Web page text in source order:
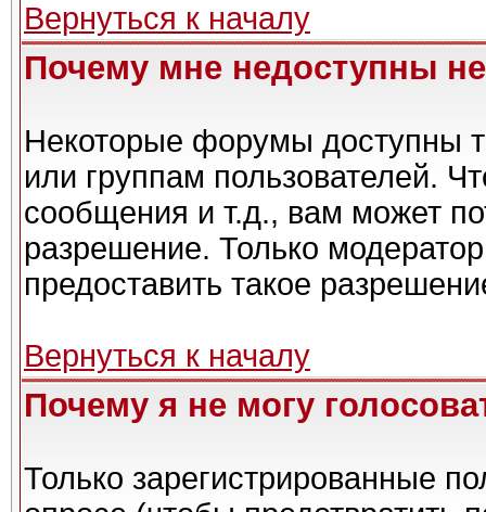
Вернуться к началу
Почему мне недоступны
Некоторые форумы доступны
или группам пользователей.
сообщения и т.д., вам может
разрешение. Только
предоставить такое
Вернуться к началу
Почему я не могу
Только зарегистрированные